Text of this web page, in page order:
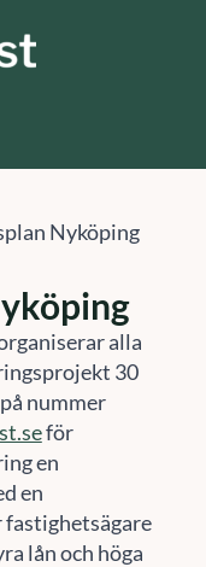
Nyköping
alla
30
nummer
för
en
en
fastighetsägare
lån och höga